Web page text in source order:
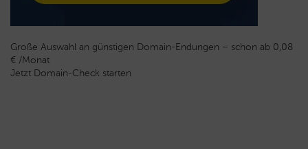
Große Auswahl an günstigen Domain-Endungen – schon ab 0,08
€ /Monat
Jetzt Domain-Check starten